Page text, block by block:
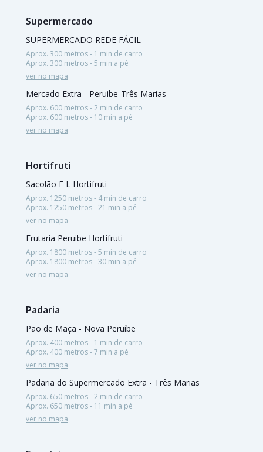
Supermercado
SUPERMERCADO REDE FÁCIL
Aprox. 300 metros - 1 min de carro
Aprox. 300 metros - 5 min a pé
ver no mapa
Mercado Extra - Peruibe-Três Marias
Aprox. 600 metros - 2 min de carro
Aprox. 600 metros - 10 min a pé
ver no mapa
Hortifruti
Sacolão F L Hortifruti
Aprox. 1250 metros - 4 min de carro
Aprox. 1250 metros - 21 min a pé
ver no mapa
Frutaria Peruibe Hortifruti
Aprox. 1800 metros - 5 min de carro
Aprox. 1800 metros - 30 min a pé
ver no mapa
Padaria
Pão de Maçã - Nova Peruíbe
Aprox. 400 metros - 1 min de carro
Aprox. 400 metros - 7 min a pé
ver no mapa
Padaria do Supermercado Extra - Três Marias
Aprox. 650 metros - 2 min de carro
Aprox. 650 metros - 11 min a pé
ver no mapa